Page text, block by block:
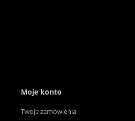
Moje konto
Twoje zamówienia